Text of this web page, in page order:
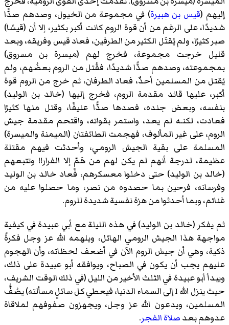
إليهم (قيس بن هبيرة) في مجموعة من الخيول، وصدهم صدًّا
شديدًا، على الرغم من أن قوة الروم كانت أكبر بكثير، إلا أن (قيسًا)
صبر كثيرًا، ولم يُقتَل الكثير من الطرفين، فعاد قيس وفريقه، وبعد
قليل خرجت مجموعة، فخرج لهم (ميسرة بن مسروق)
بمجموعته، وصدهم صدًّا شديدًا، فقُتل من الروم بعضُهم، ولم
يُقتل من المسلمين أحدٌ، فعاد الطرفان، ثم خرج من الروم قوة
أكبر، عليها قائد مقدمة الروم، فخرج إليها (خالد بن الوليد)
بنفسه، وبعض جنده، فصدها صدًّا عنيفًا، وقتل منها كثيرًا
فعادت، لكنـه لم يعد، واستمر بقواته، واقتحم مقدمة جيش
الروم، على غير المألوف، فهجمت الطائفتان (الميمنة والميسرة)
المسلمة على بقية الجيش الرومي، وأحدثت فيهم مقتلة
عظيمة، لدرجة أنهم لم يكن لهم من هَمٍّ إلا الفرار!! وتتبعهم
(خالد بن الوليد) حتى دخلوا معسكرهم، فعاد خالد بن الوليد
وفرسانه، فرحين بما حصدوه من نصر، وما حصلوا عليه من
غنائم، وبما أحدثوا من هزة نفسية شديدة للروم.
ثم يفكر (خالد بن الوليد) في هذه الليلة مع أبي عبيدة في كيفية
مواجهة هذا الجيش الرومي الهائل، ويلهمه الله عز وجل فكرةً
ذكية، وهي أن جيش الروم الآن في أضعف لحظاته، وأن الهجوم
عليهم يجب أن يكون في الصباح، ويوافقه أبو عبيدة على ذلك،
ويبدأ أبو عبيدة في الثلث الأخير من الليل (في ذلك الوقت الشريف،
حيث ينزل الله I إلى السماء الدنيا، فيعطي كل سائلٍ مسألته) يصُفُّ
المسلمين، ويدعون الله عز وجل، ويجهزون صفوفهم لملاقاة
عدوهم بعدصلاة الفجر.